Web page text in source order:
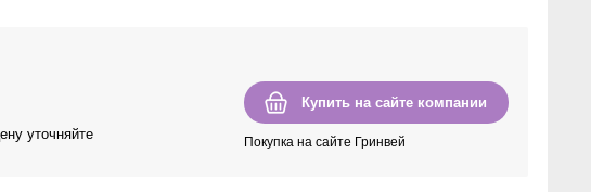
Купить на сайте компании
Покупка на сайте Гринвей
уточняйте